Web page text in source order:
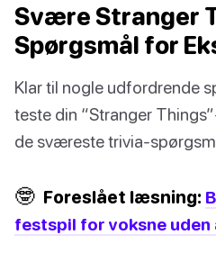
Svære Stranger
Spørgsmål for
Klar til nogle udfordrende
teste din “Stranger
de sværeste trivia-
🤓 Foreslået læsning:
festspil for voksne uden